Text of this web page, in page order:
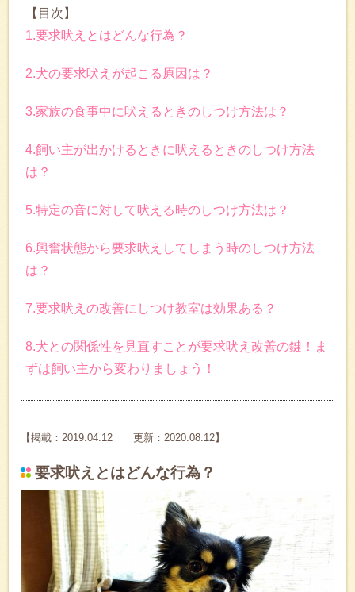
【目次】
1.要求吠えとはどんな行為？
2.犬の要求吠えが起こる原因は？
3.家族の食事中に吠えるときのしつけ方法は？
4.飼い主が出かけるときに吠えるときのしつけ方法
は？
5.特定の音に対して吠える時のしつけ方法は？
6.興奮状態から要求吠えしてしまう時のしつけ方法
は？
7.要求吠えの改善にしつけ教室は効果ある？
8.犬との関係性を見直すことが要求吠え改善の鍵！ま
ずは飼い主から変わりましょう！
【掲載：2019.04.12 更新：2020.08.12】
要求吠えとはどんな行為？